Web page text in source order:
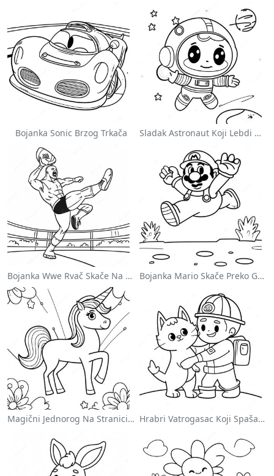
Bojanka Sonic Brzog Trkača Sladak Astronaut Koji Lebdi U Svemiru Na Stranici Za Bojanje
Bojanka Wwe Rvač Skače Na Protivnika Bojanka Mario Skače Preko Goomba
Magični Jednorog Na Stranici Za Bojanje Sa Duškom Hrabri Vatrogasac Koji Spašava Mačku Za Bojanje